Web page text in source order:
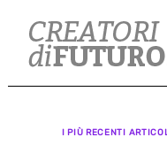
content
I PIÙ RECENTI